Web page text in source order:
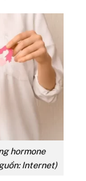
hormone
Internet)